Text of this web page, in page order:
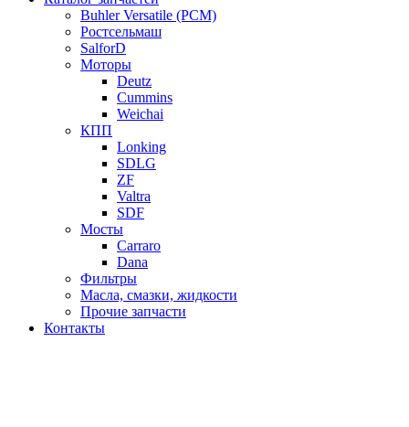
Buhler Versatile (РСМ)
Ростсельмаш
SalforD
Моторы
Deutz
Cummins
Weichai
КПП
Lonking
SDLG
ZF
Valtra
SDF
Мосты
Carraro
Dana
Фильтры
Масла, смазки, жидкости
Прочие запчасти
Контакты